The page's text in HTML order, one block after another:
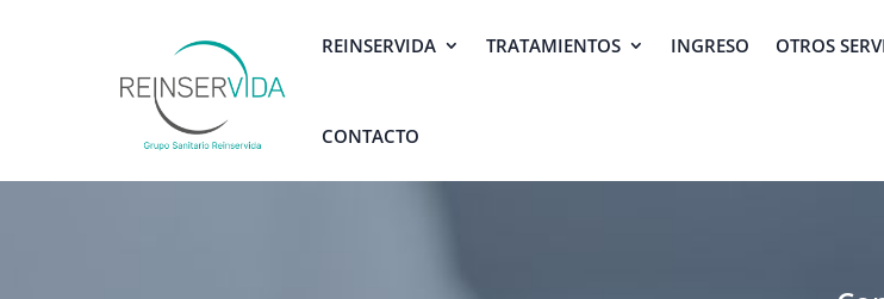
REINSERVIDA TRATAMIENTOS INGRESO OTROS
CONTACTO